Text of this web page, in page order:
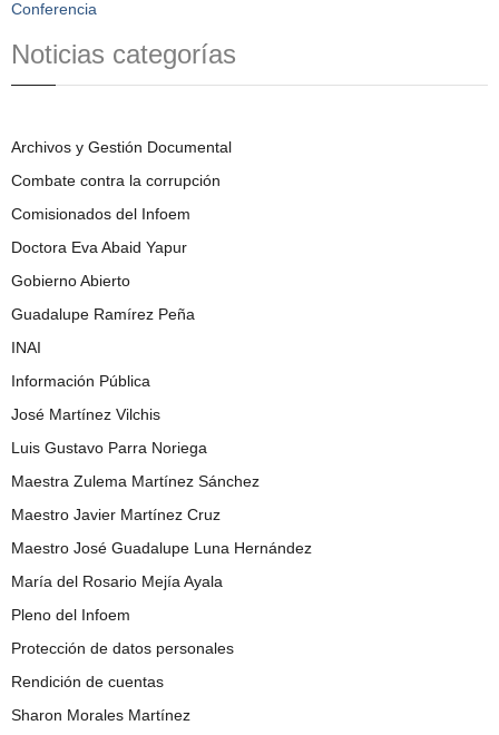
Conferencia
Noticias categorías
Archivos y Gestión Documental
Combate contra la corrupción
Comisionados del Infoem
Doctora Eva Abaid Yapur
Gobierno Abierto
Guadalupe Ramírez Peña
INAI
Información Pública
José Martínez Vilchis
Luis Gustavo Parra Noriega
Maestra Zulema Martínez Sánchez
Maestro Javier Martínez Cruz
Maestro José Guadalupe Luna Hernández
María del Rosario Mejía Ayala
Pleno del Infoem
Protección de datos personales
Rendición de cuentas
Sharon Morales Martínez